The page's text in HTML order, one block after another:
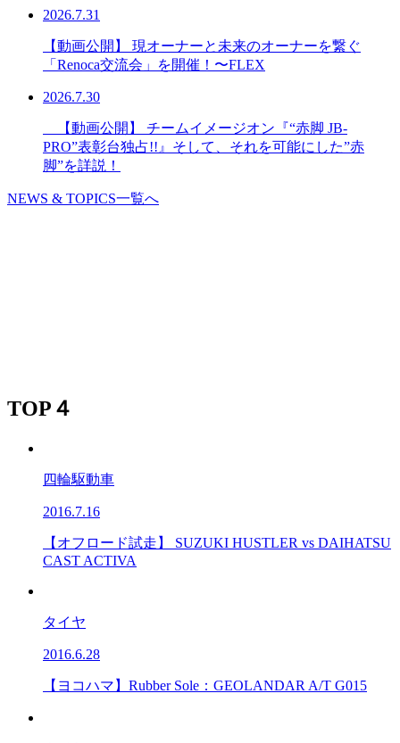
2026.7.31
【動画公開】 現オーナーと未来のオーナーを繋ぐ
「Renoca交流会」を開催！〜FLEX
2026.7.30
【動画公開】 チームイメージオン『“赤脚 JB-
PRO”表彰台独占!!』そして、それを可能にした”赤
脚”を詳説！
NEWS & TOPICS一覧へ
TOP４
四輪駆動車
2016.7.16
【オフロード試走】 SUZUKI HUSTLER vs DAIHATSU
CAST ACTIVA
タイヤ
2016.6.28
【ヨコハマ】Rubber Sole：GEOLANDAR A/T G015